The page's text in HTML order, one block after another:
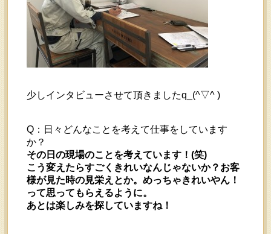
少しインタビューさせて頂きましたq_(^▽^ )
Q：日々どんなことを考えて仕事をしています
か？
その日の現場のことを考えています！(笑)
こう変えたらすごくきれいなんじゃないか？お客
様が見た時の見栄えとか。めっちゃきれいやん！
って思ってもらえるように。
あとは楽しみを探していますね！